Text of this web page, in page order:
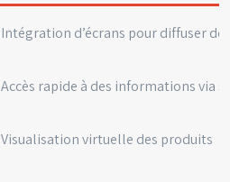
Intégration d’écrans pour diffuser
Accès rapide à des informations via
Visualisation virtuelle des produits